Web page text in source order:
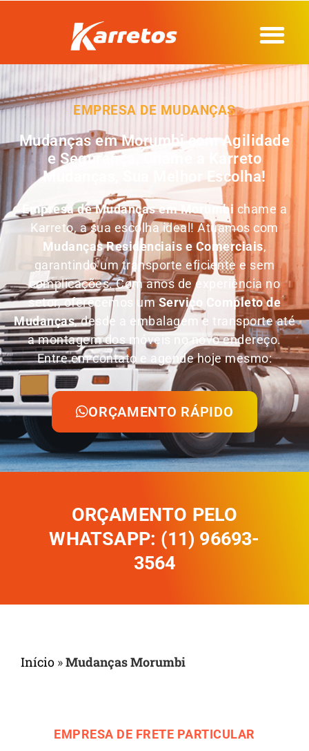
EMPRESA DE MUDANÇAS
Mudanças em Morumbi com Agilidade
e Segurança, Chame a Karreto
Mudanças, Sua Melhor Escolha!
Empresa de Mudanças emMorumbi chame a
Karreto, a sua escolha ideal! Atuamos com
Mudanças Residenciais e Comerciais,
garantindo um transporte eficiente e sem
complicações. Com anos de experiência no
setor, oferecemos umServiço Completo de
Mudanças, desde a embalagem e transporte até
a montagem dos móveis no novo endereço.
Entre em contato e agende hoje mesmo:
ORÇAMENTO RÁPIDO
ORÇAMENTO PELO
WHATSAPP: (11) 96693-
3564
Início »Mudanças Morumbi
EMPRESA DE FRETE PARTICULAR